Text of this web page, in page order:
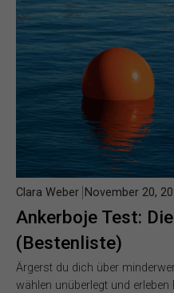
Ankerboje Test:
(Bestenliste)
Clara Weber November 20,
Ärgerst du dich über
wählen unüberlegt und